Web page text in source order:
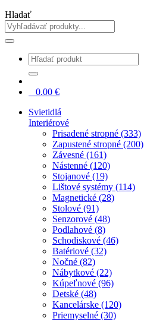
Hladať
0.00 €
Svietidlá
Interiérové
Prisadené stropné (333)
Zapustené stropné (200)
Závesné (161)
Nástenné (120)
Stojanové (19)
Lištové systémy (114)
Magnetické (28)
Stolové (91)
Senzorové (48)
Podlahové (8)
Schodiskové (46)
Batériové (32)
Nočné (82)
Nábytkové (22)
Kúpeľnové (96)
Detské (48)
Kancelárske (120)
Priemyselné (30)